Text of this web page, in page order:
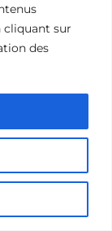
cliquant sur
des